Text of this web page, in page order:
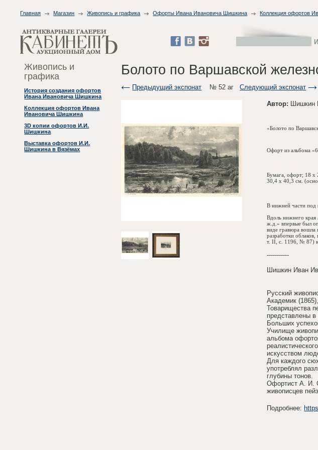
Главная Магазин Живопись и графика Офорты Ивана Ивановича Шишкина Коллекция офортов
Живопись и
графика
История создания офортов
Ивана Ивановича Шишкина
Коллекция офортов Ивана
Ивановича Шишкина
3D копии офортов И.И.
Шишкина
Выставка офортов И.И.
Шишкина в Вязёмах
Болото по Варшавской
Предыдущий экспонат № 52 агСледующий экспонат
Автор: Шишкин
«Болото по
Офорт из альбома
Бумага, офорт; 18 х
30,4 х40,3 см .
В нижней части под
Вдоль нижнего
ж.д.» впервые был
виде гравюра вошла
разработки
т. II, с. 1196, № 87)
-----------
Шишкин Иван
Русский
Академик
Товарищества
представлены
Больших
Училище
альбома
искусством
Для каждого
употреблял
глубины тонов.
Офортист А. И.
живописцев
Подробнее: